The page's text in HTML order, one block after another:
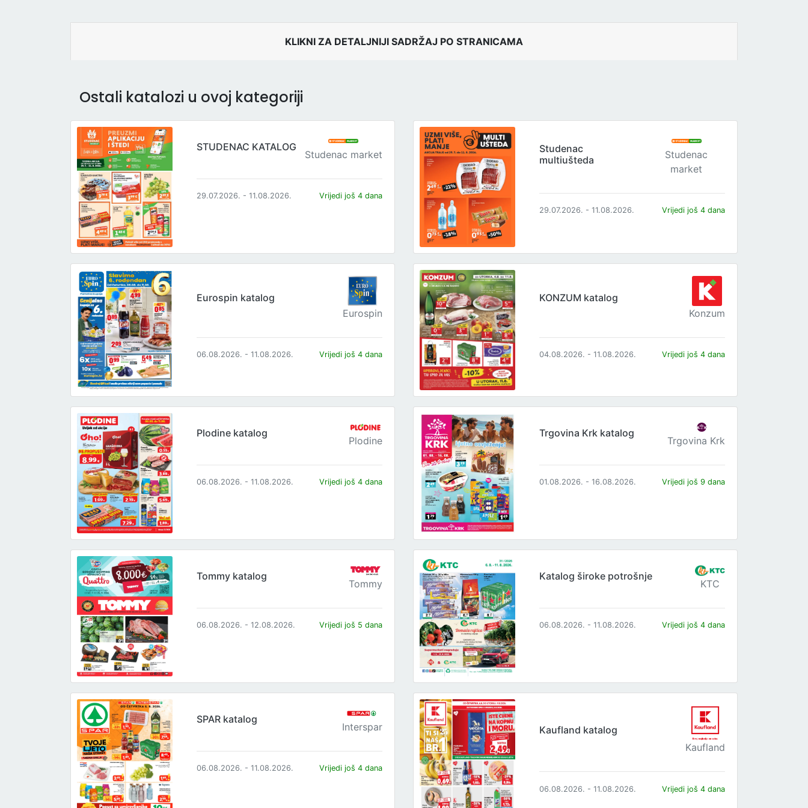
KLIKNI ZA DETALJNIJI SADRŽAJ PO STRANICAMA
Ostali katalozi u ovoj kategoriji
STUDENAC KATALOG
Studenac market
29.07.2026. - 11.08.2026. Vrijedi još 4 dana
Studenac
multiušteda
Studenac
market
29.07.2026. - 11.08.2026. Vrijedi još 4 dana
Eurospin katalog
Eurospin
06.08.2026. - 11.08.2026. Vrijedi još 4 dana
KONZUM katalog
Konzum
04.08.2026. - 11.08.2026. Vrijedi još 4 dana
Plodine katalog
Plodine
06.08.2026. - 11.08.2026. Vrijedi još 4 dana
Trgovina Krk katalog
Trgovina Krk
01.08.2026. - 16.08.2026. Vrijedi još 9 dana
Tommy katalog
Tommy
06.08.2026. - 12.08.2026. Vrijedi još 5 dana
Katalog široke potrošnje
KTC
06.08.2026. - 11.08.2026. Vrijedi još 4 dana
SPAR katalog
Interspar
06.08.2026. - 11.08.2026. Vrijedi još 4 dana
Kaufland katalog
Kaufland
06.08.2026. - 11.08.2026. Vrijedi još 4 dana